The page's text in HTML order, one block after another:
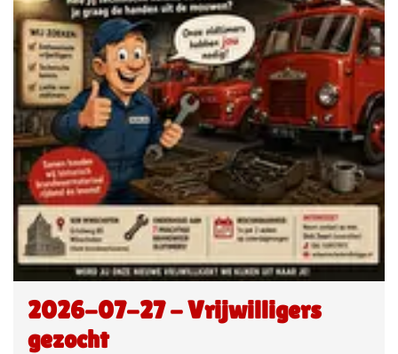
2026-07-27 - Vrijwilligers
gezocht